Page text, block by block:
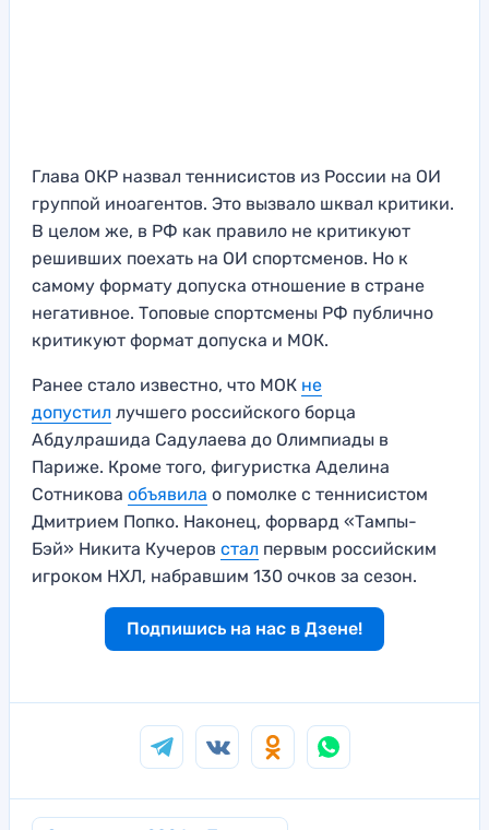
Глава ОКР назвал теннисистов из России на ОИ
группой иноагентов. Это вызвало шквал критики.
В целом же, в РФ как правило не критикуют
решивших поехать на ОИ спортсменов. Но к
самому формату допуска отношение в стране
негативное. Топовые спортсмены РФ публично
критикуют формат допуска и МОК.
Ранее стало известно, что МОК не
допустил лучшего российского борца
Абдулрашида Садулаева до Олимпиады в
Париже. Кроме того, фигуристка Аделина
Сотникова объявила о помолке с теннисистом
Дмитрием Попко. Наконец, форвард «Тампы-
Бэй» Никита Кучеров стал первым российским
игроком НХЛ, набравшим 130 очков за сезон.
Подпишись на нас в Дзене!